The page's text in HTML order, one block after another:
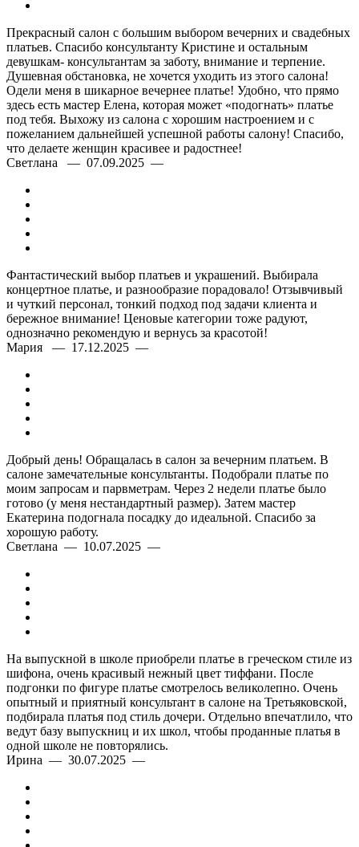
Прекрасный салон с большим выбором вечерних и свадебных
платьев. Спасибо консультанту Кристине и остальным
девушкам- консультантам за заботу, внимание и терпение.
Душевная обстановка, не хочется уходить из этого салона!
Одели меня в шикарное вечернее платье! Удобно, что прямо
здесь есть мастер Елена, которая может «подогнать» платье
под тебя. Выхожу из салона с хорошим настроением и с
пожеланием дальнейшей успешной работы салону! Спасибо,
что делаете женщин красивее и радостнее!
Светлана — 07.09.2025 —
Фантастический выбор платьев и украшений. Выбирала
концертное платье, и разнообразие порадовало! Отзывчивый
и чуткий персонал, тонкий подход под задачи клиента и
бережное внимание! Ценовые категории тоже радуют,
однозначно рекомендую и вернусь за красотой!
Мария — 17.12.2025 —
Добрый день! Обращалась в салон за вечерним платьем. В
салоне замечательные консультанты. Подобрали платье по
моим запросам и парвметрам. Через 2 недели платье было
готово (у меня нестандартный размер). Затем мастер
Екатерина подогнала посадку до идеальной. Спасибо за
хорошую работу.
Светлана — 10.07.2025 —
На выпускной в школе приобрели платье в греческом стиле из
шифона, очень красивый нежный цвет тиффани. После
подгонки по фигуре платье смотрелось великолепно. Очень
опытный и приятный консультант в салоне на Третьяковской,
подбирала платья под стиль дочери. Отдельно впечатлило, что
ведут базу выпускниц и их школ, чтобы проданные платья в
одной школе не повторялись.
Ирина — 30.07.2025 —